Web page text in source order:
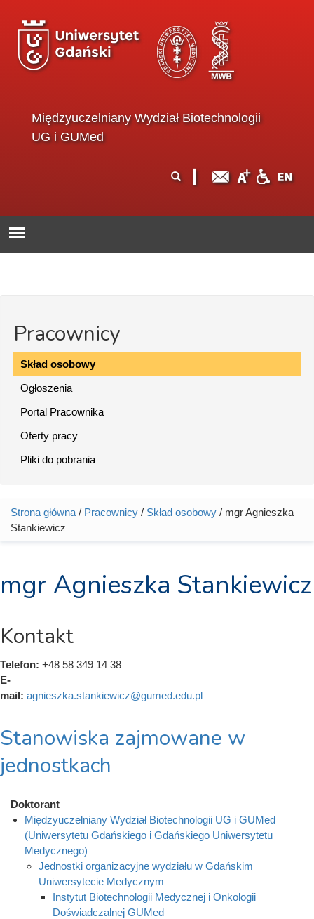
Międzyuczelniany Wydział Biotechnologii
UG i GUMed
wyszukiwania
Pracownicy
Skład osobowy
Ogłoszenia
Portal Pracownika
Oferty pracy
Pliki do pobrania
Jesteś tutaj
Strona główna / Pracownicy / Skład osobowy / mgr Agnieszka
Stankiewicz
mgr Agnieszka Stankiewicz
Kontakt
Telefon: +48 58 349 14 38
E-
mail: agnieszka.stankiewicz@gumed.edu.pl
Stanowiska zajmowane w
jednostkach
Doktorant
Międzyuczelniany Wydział Biotechnologii UG i GUMed
(Uniwersytetu Gdańskiego i Gdańskiego Uniwersytetu
Medycznego)
Jednostki organizacyjne wydziału w Gdańskim
Uniwersytecie Medycznym
Instytut Biotechnologii Medycznej i Onkologii
Doświadczalnej GUMed